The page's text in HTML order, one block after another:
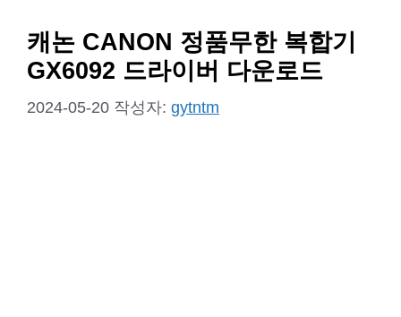
캐논 CANON 정품무한 복합기
GX6092 드라이버 다운로드
2024-05-20 작성자: gytntm